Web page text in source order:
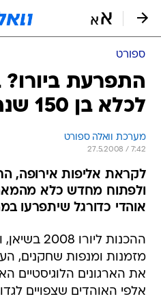
ספורט
התפרעת ביורו?
לכלא בן 150 שנה
מערכת וואלה ספורט
27.5.2008 / 7:42
לקראת אליפות אירופה,
אוהדי כדורגל שיתפרעו
ההכנות
מזמנות ומנפות שחקנים,
את הארגונים הלוגיסטיים
אלפי האוהדים שצפויים